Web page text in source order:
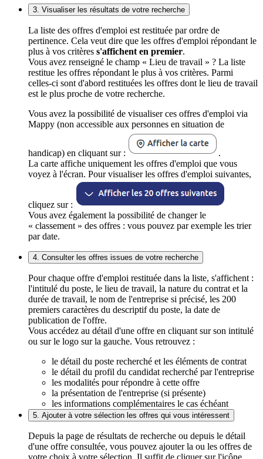
3. Visualiser les résultats de votre recherche
La liste des offres d'emploi est restituée par ordre de
pertinence. Cela veut dire que les offres d'emploi répondant le
plus à vos critères s'affichent en premier.
Vous avez renseigné le champ « Lieu de travail » ? La liste
restitue les offres répondant le plus à vos critères. Parmi
celles-ci sont d'abord restituées les offres dont le lieu de travail
est le plus proche de votre recherche.
Vous avez la possibilité de visualiser ces offres d'emploi via
Mappy (non accessible aux personnes en situation de
handicap) en cliquant sur :
.
La carte affiche uniquement les offres d'emploi que vous
voyez à l'écran. Pour visualiser les offres d'emploi suivantes,
cliquez sur :
Vous avez également la possibilité de changer le
« classement » des offres : vous pouvez par exemple les trier
par date.
4. Consulter les offres issues de votre recherche
Pour chaque offre d'emploi restituée dans la liste, s'affichent :
l'intitulé du poste, le lieu de travail, la nature du contrat et la
durée de travail, le nom de l'entreprise si précisé, les 200
premiers caractères du descriptif du poste, la date de
publication de l'offre.
Vous accédez au détail d'une offre en cliquant sur son intitulé
ou sur le logo sur la gauche. Vous retrouvez :
le détail du poste recherché et les éléments de contrat
le détail du profil du candidat recherché par l'entreprise
les modalités pour répondre à cette offre
la présentation de l'entreprise (si présente)
les informations complémentaires le cas échéant
5. Ajouter à votre sélection les offres qui vous intéressent
Depuis la page de résultats de recherche ou depuis le détail
d'une offre consultée, vous pouvez ajouter la ou les offres de
votre choix à votre sélection. Il suffit de cliquer sur l'icône